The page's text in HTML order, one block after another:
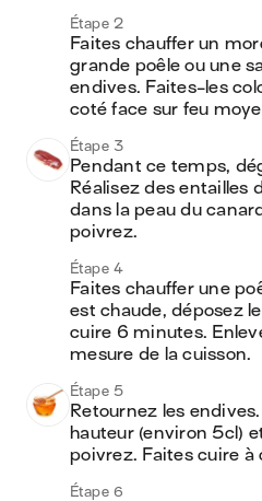
Étape 2
Faites chauffer un
grande poêle ou une
endives. Faites-les
coté face sur feu
Étape 3
Pendant ce temps,
Réalisez des entailles
dans la peau du
poivrez.
Étape 4
Faites chauffer une
est chaude, déposez
cuire 6 minutes.
mesure de la cuisson.
Étape 5
Retournez les
hauteur (environ 5cl)
poivrez. Faites cuire à
Étape 6